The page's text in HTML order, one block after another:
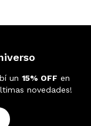
un 15% OFF en
novedades!